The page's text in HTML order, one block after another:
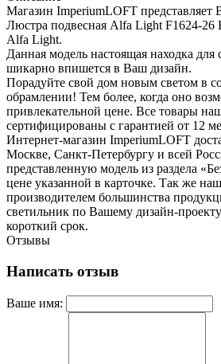
Магазин ImperiumLOFT
Люстра подвесная Alfa Light F1624-26
Alfa Light.
Данная модель настоящая находка для
шикарно впишется в Ваш дизайн.
Порадуйте свой дом новым светом в
обрамлении! Тем более, когда оно
привлекательной цене. Все товары
сертифицированы с гарантией от 12
Интернет-магазин ImperiumLOFT
Москве, Санкт-Петербургу и всей
представленную модель из раздела
цене указанной в карточке. Так же
производителем большинства
светильник по Вашему дизайн-
короткий срок.
Отзывы
Написать отзыв
Ваше имя: